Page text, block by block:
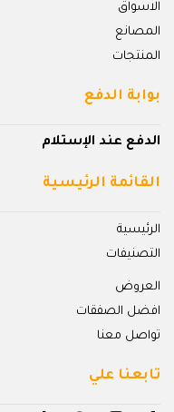
الاسواق
المصانع
المنتجات
بوابة الدفع
الدفع عند الإستلام
القائمة الرئيسية
الرئيسية
التصنيفات
العروض
افضل الصفقات
تواصل معنا
تابعنا علي